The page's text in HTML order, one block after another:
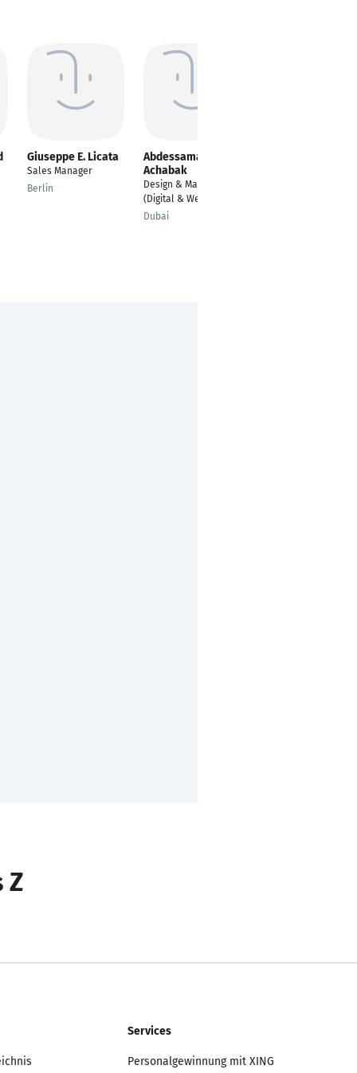
Giuseppe E. Licata
Sales Manager
Berlin
Abdessamad
Achabak
Design & Marketing
(Digital & Web Dev.)
Dubai
Z
Services
Personalgewinnung mit XING